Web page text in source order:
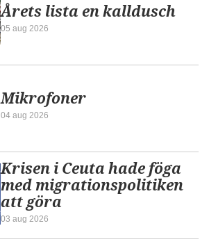
Årets lista en kalldusch
05 aug 2026
Mikrofoner
04 aug 2026
Krisen i Ceuta hade föga
med migrationspolitiken
att göra
03 aug 2026